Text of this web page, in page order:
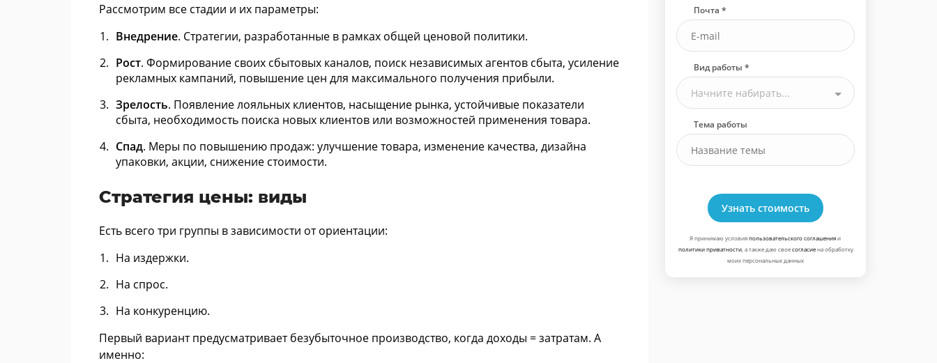
Рассмотрим все стадии и их параметры:
Внедрение. Стратегии, разработанные в рамках общей ценовой политики.
Рост. Формирование своих сбытовых каналов, поиск независимых агентов сбыта, усиление
рекламных кампаний, повышение цен для максимального получения прибыли.
Зрелость. Появление лояльных клиентов, насыщение рынка, устойчивые показатели
сбыта, необходимость поиска новых клиентов или возможностей применения товара.
Спад. Меры по повышению продаж: улучшение товара, изменение качества, дизайна
упаковки, акции, снижение стоимости.
Стратегия цены: виды
Есть всего три группы в зависимости от ориентации:
На издержки.
На спрос.
На конкуренцию.
Первый вариант предусматривает безубыточное производство, когда доходы = затратам. А
именно:
Почта *
Вид работы *
Начните набирать...
Тема работы
Узнать стоимость
Я принимаю условияпользовательского соглашенияи
политики приватности, а также даю своесогласиена обработку
моих персональных данных